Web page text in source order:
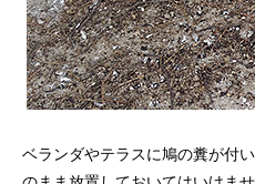
ベランダやテラスに鳩の糞が付